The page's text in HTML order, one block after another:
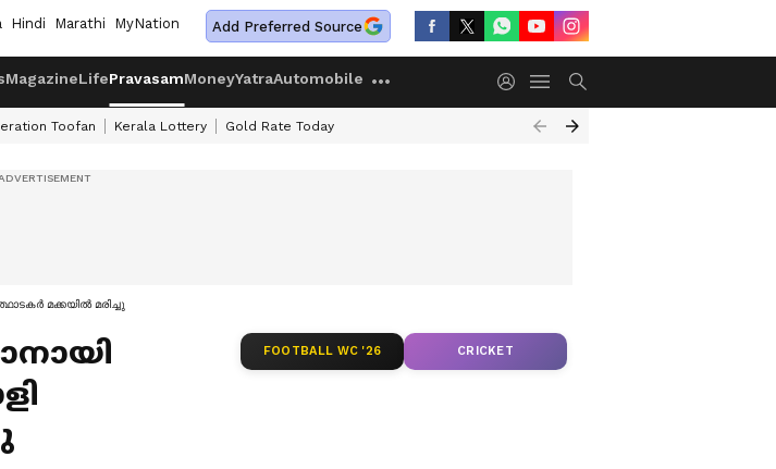
Hindi Marathi MyNation Add Preferred Source
MagazineLifePravasamMoneyYatraAutomobile
Toofan Kerala Lottery Gold Rate Today
മക്കയിൽ മരിച്ചു
FOOTBALL WC '26 CRICKET